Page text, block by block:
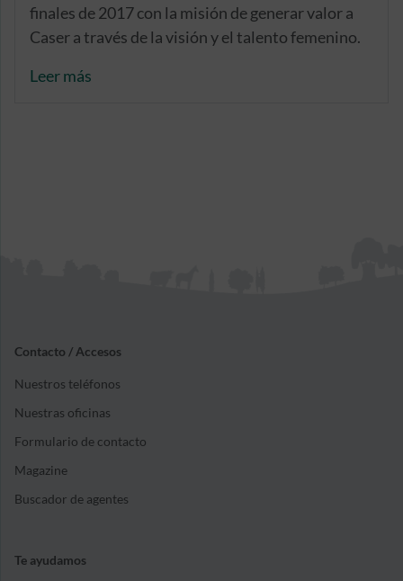
finales de 2017 con la misión de generar valor a
Caser a través de la visión y el talento femenino.
Leer más
Contacto / Accesos
Nuestros teléfonos
Nuestras oficinas
Formulario de contacto
Magazine
Buscador de agentes
Te ayudamos